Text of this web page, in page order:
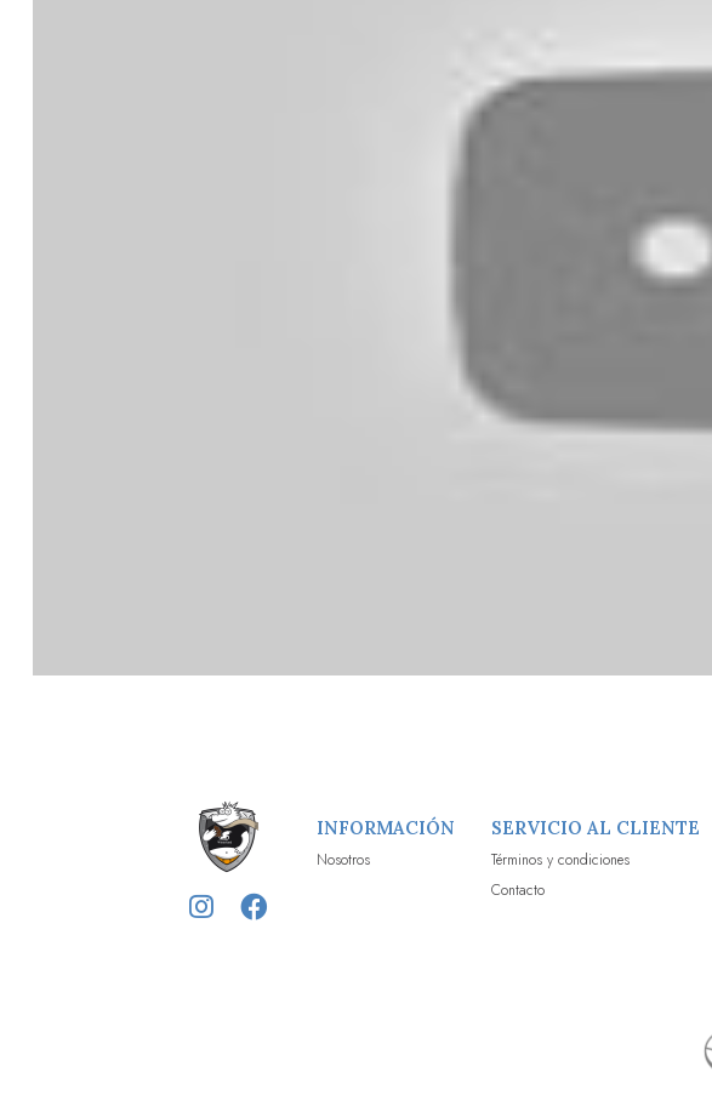
INFORMACIÓN
Nosotros
SERVICIO AL CLIENTE
Términos y condiciones
Contacto